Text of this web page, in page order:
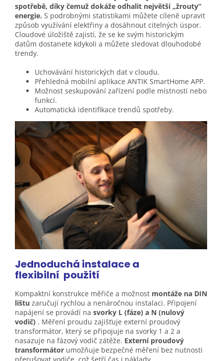
spotřebě, díky čemuž dokáže odhalit největší „žrouty“
energie. S podrobnými statistikami můžete cíleně upravit
způsob využívání elektřiny a dosáhnout citelných úspor.
Cloudové úložiště zajistí, že se ke svým historickým
datům dostanete kdykoli a můžete sledovat dlouhodobé
trendy.
Uchovávání historických dat v cloudu.
Přehledná mobilní aplikace ANTIK SmartHome APP.
Možnost seskupování zařízení podle místností nebo
funkcí.
Automatická identifikace trendů spotřeby.
Jednoduchá instalace a
flexibilní použití
Kompaktní konstrukce měřiče a možnost montáže na DIN
lištu zaručují rychlou a nenáročnou instalaci. Připojení
napájení se provádí na svorky L (fáze) a N (nulový
vodič) . Měření proudu zajišťuje externí proudový
transformátor, který se připojuje na svorky 1 a 2 a
nasazuje na fázový vodič zátěže. Externí proudový
transformátor umožňuje bezpečné měření bez nutnosti
přerušovat vodiče, což šetří čas i náklady.